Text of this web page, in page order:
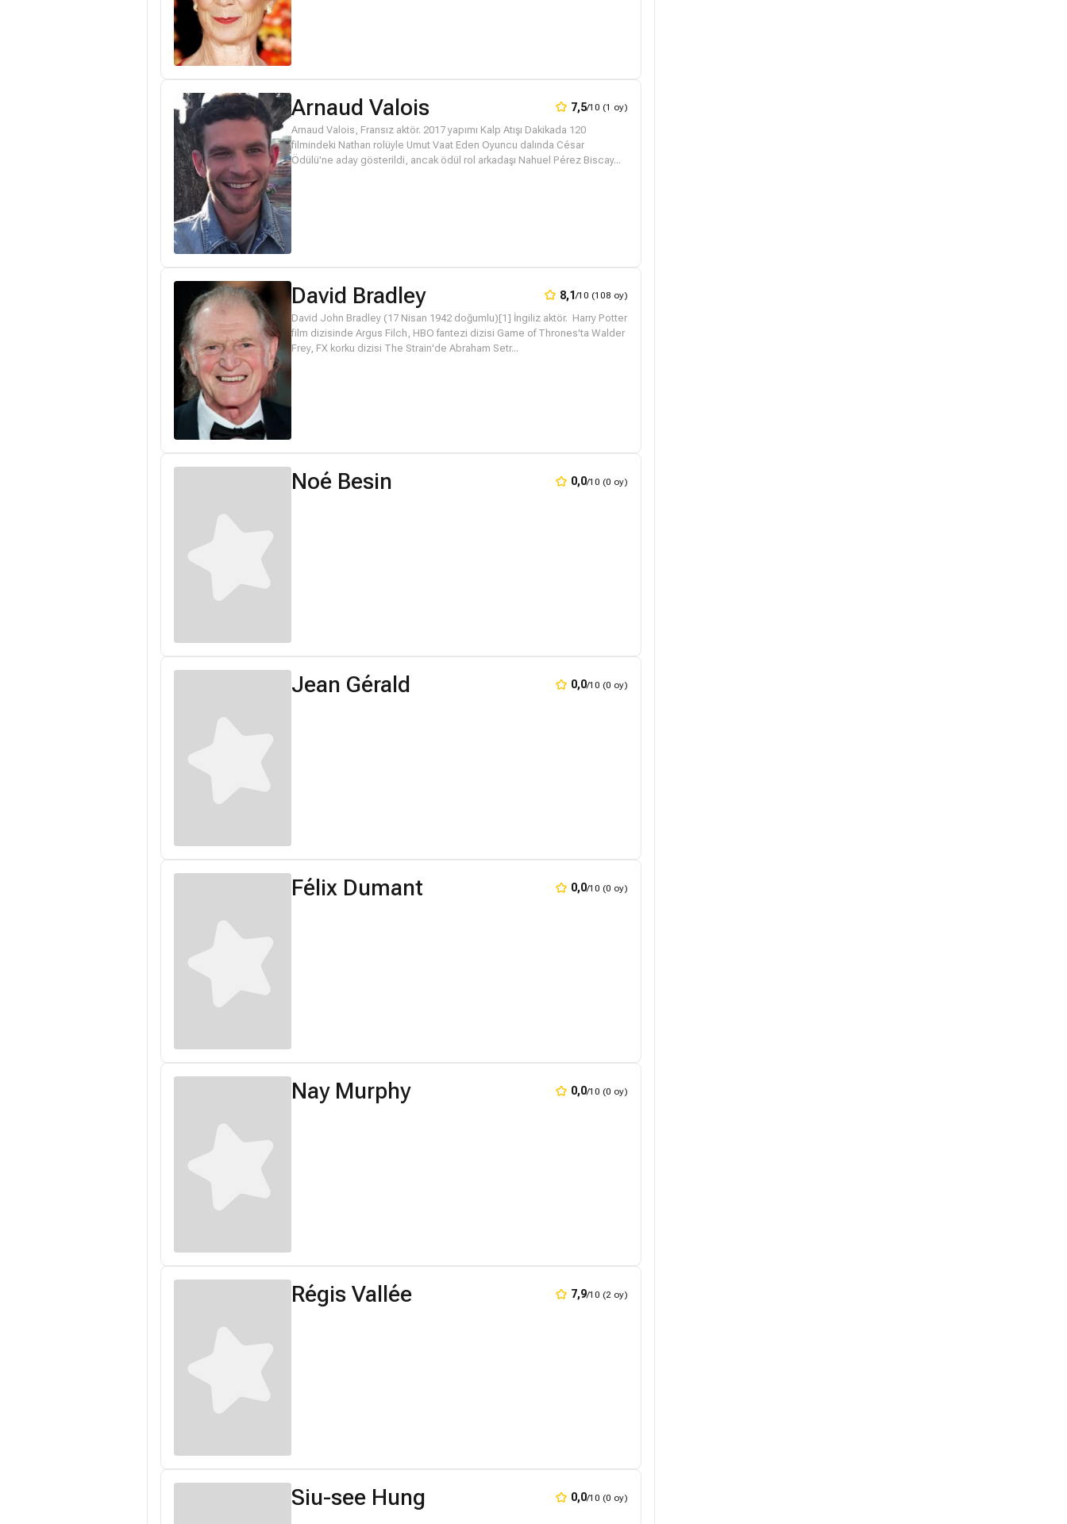
Arnaud Valois 7,5/10 (1 oy)
Arnaud Valois, Fransız aktör. 2017 yapımı Kalp Atışı Dakikada 120
filmindeki Nathan rolüyle Umut Vaat Eden Oyuncu dalında César
Ödülü'ne aday gösterildi, ancak ödül rol arkadaşı Nahuel Pérez Biscay...
David Bradley 8,1/10 (108 oy)
David John Bradley (17 Nisan 1942 doğumlu)[1] İngiliz aktör. Harry Potter
film dizisinde Argus Filch, HBO fantezi dizisi Game of Thrones'ta Walder
Frey, FX korku dizisi The Strain'de Abraham Setr...
Noé Besin 0,0/10 (0 oy)
Jean Gérald 0,0/10 (0 oy)
Félix Dumant 0,0/10 (0 oy)
Nay Murphy 0,0/10 (0 oy)
Régis Vallée 7,9/10 (2 oy)
Siu-see Hung 0,0/10 (0 oy)